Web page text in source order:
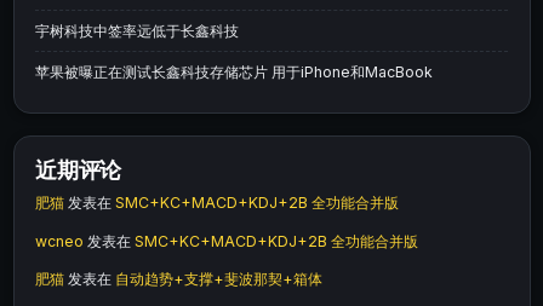
宇树科技中签率远低于长鑫科技
苹果被曝正在测试长鑫科技存储芯片 用于iPhone和MacBook
近期评论
肥猫 发表在 SMC+KC+MACD+KDJ+2B 全功能合并版
wcneo 发表在 SMC+KC+MACD+KDJ+2B 全功能合并版
肥猫 发表在 自动趋势+支撑+斐波那契+箱体